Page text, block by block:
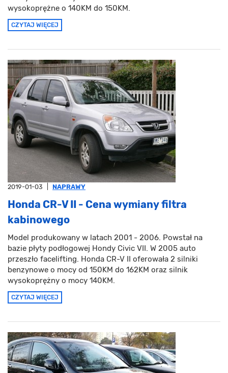
wysokoprężne o 140KM do 150KM.
CZYTAJ WIĘCEJ
2019-01-03 NAPRAWY
Honda CR-V II - Cena wymiany filtra
kabinowego
Model produkowany w latach 2001 - 2006. Powstał na
bazie płyty podłogowej Hondy Civic VII. W 2005 auto
przeszło facelifting. Honda CR-V II oferowała 2 silniki
benzynowe o mocy od 150KM do 162KM oraz silnik
wysokoprężny o mocy 140KM.
CZYTAJ WIĘCEJ